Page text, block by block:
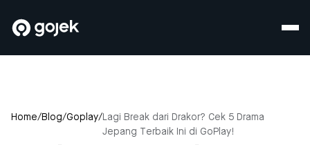
Home/Blog/Goplay/Lagi Break dari Drakor? Cek 5 Drama
Jepang Terbaik Ini di GoPlay!